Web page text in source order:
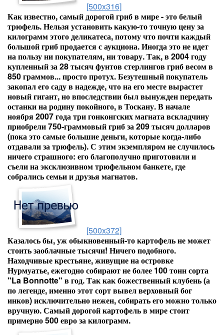
[500x316]
Как известно, самый дорогой гриб в мире - это белый
трюфель. Нельзя установить какую-то точную цену за
килограмм этого деликатеса, потому что почти каждый
большой гриб продается с аукциона. Иногда это не идет
на пользу ни покупателям, ни товару. Так, в 2004 году
купленный за 28 тысяч фунтов стерлингов гриб весом в
850 граммов... просто протух. Безутешный покупатель
закопал его саду в надежде, что на его месте вырастет
новый гигант, но впоследствии был вынужден передать
останки на родину покойного, в Тоскану. В начале
ноября 2007 года три гонконгских магната вскладчину
приобрели 750-граммовый гриб за 209 тысяч долларов
(пока это самые большие деньги, которые когда-либо
отдавали за трюфель). С этим экземпляром не случилось
ничего страшного: его благополучно приготовили и
съели на эксклюзивном трюфельном банкете, где
собрались семьи и друзья магнатов.
[500x372]
Казалось бы, уж обыкновенный-то картофель не может
стоить заоблачные тысячи! Ничего подобного.
Находчивые крестьяне, живущие на островке
Нурмуатье, ежегодно собирают не более 100 тонн сорта
"La Bonnotte" в год. Так как божественный клубень (а
по легенде, именно этот сорт вывел верховный бог
инков) исключительно нежен, собирать его можно только
вручную. Самый дорогой картофель в мире стоит
примерно 500 евро за килограмм.